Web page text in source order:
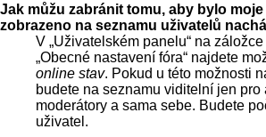
Jak můžu zabránit tomu, aby bylo
zobrazeno na seznamu uživatelů
V „Uživatelském panelu“ na záložce
„Obecné nastavení fóra“ najdete
online stav. Pokud u této možnosti
budete na seznamu viditelní jen pro
moderátory a sama sebe. Budete
uživatel.